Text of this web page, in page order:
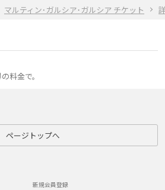
マルティン･ガルシア･ガルシア チケット
料金で。
ページトップへ
新規会員登録